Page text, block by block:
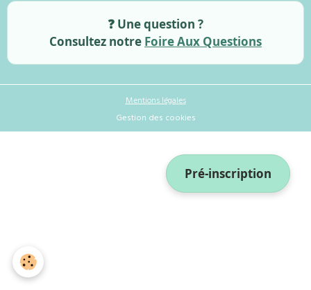
Pré-inscription
❓ Une question ?
Consultez notre Foire Aux Questions
Mentions légales
Gestion des cookies